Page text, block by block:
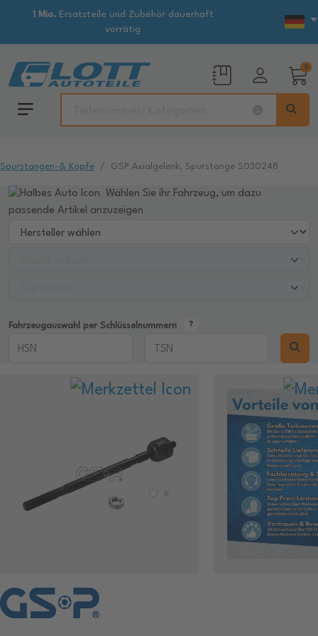
1 Mio.Ersatzteile und Zubehör dauerhaft
vorrätig
0
Spurstangen-& Köpfe GSP Axialgelenk, Spurstange S030248
Wählen Sie ihr Fahrzeug, um dazu
passende Artikel anzuzeigen
Fahrzeugauswahl per Schlüsselnummern